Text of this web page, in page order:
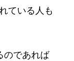
ている人も
のであれば